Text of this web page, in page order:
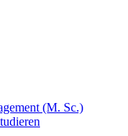
(M. Sc.)